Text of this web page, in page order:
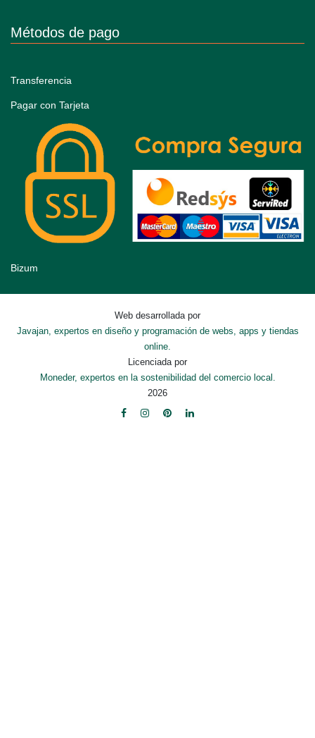
Métodos de pago
Transferencia
Pagar con Tarjeta
Bizum
Web desarrollada por
Javajan, expertos en diseño y programación de webs, apps y tiendas
online.
Licenciada por
Moneder, expertos en la sostenibilidad del comercio local.
2026